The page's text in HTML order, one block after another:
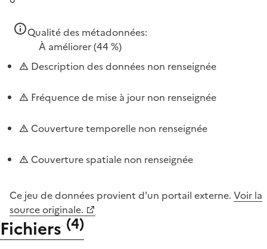
Qualité des métadonnées:
À améliorer(44 %)
Description des données non renseignée
Fréquence de mise à jour non renseignée
Couverture temporelle non renseignée
Couverture spatiale non renseignée
Ce jeu de données provient d'un portail externe. Voir la
source originale.
Fichiers (4)